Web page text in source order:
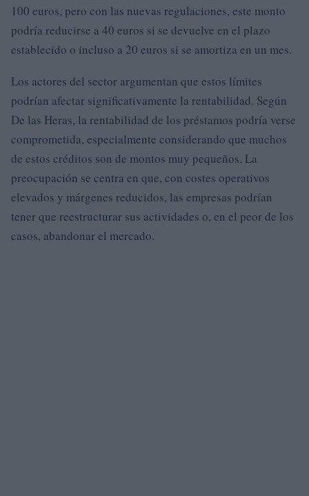
100 euros, pero con las nuevas regulaciones, este monto
podría reducirse a 40 euros si se devuelve en el plazo
establecido o incluso a 20 euros si se amortiza en un mes.
Los actores del sector argumentan que estos límites
podrían afectar significativamente la rentabilidad. Según
De las Heras, la rentabilidad de los préstamos podría verse
comprometida, especialmente considerando que muchos
de estos créditos son de montos muy pequeños. La
preocupación se centra en que, con costes operativos
elevados y márgenes reducidos, las empresas podrían
tener que reestructurar sus actividades o, en el peor de los
casos, abandonar el mercado.